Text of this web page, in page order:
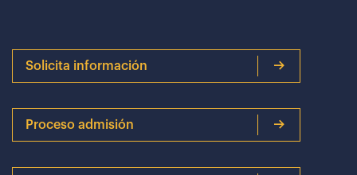
Solicita información
Proceso admisión